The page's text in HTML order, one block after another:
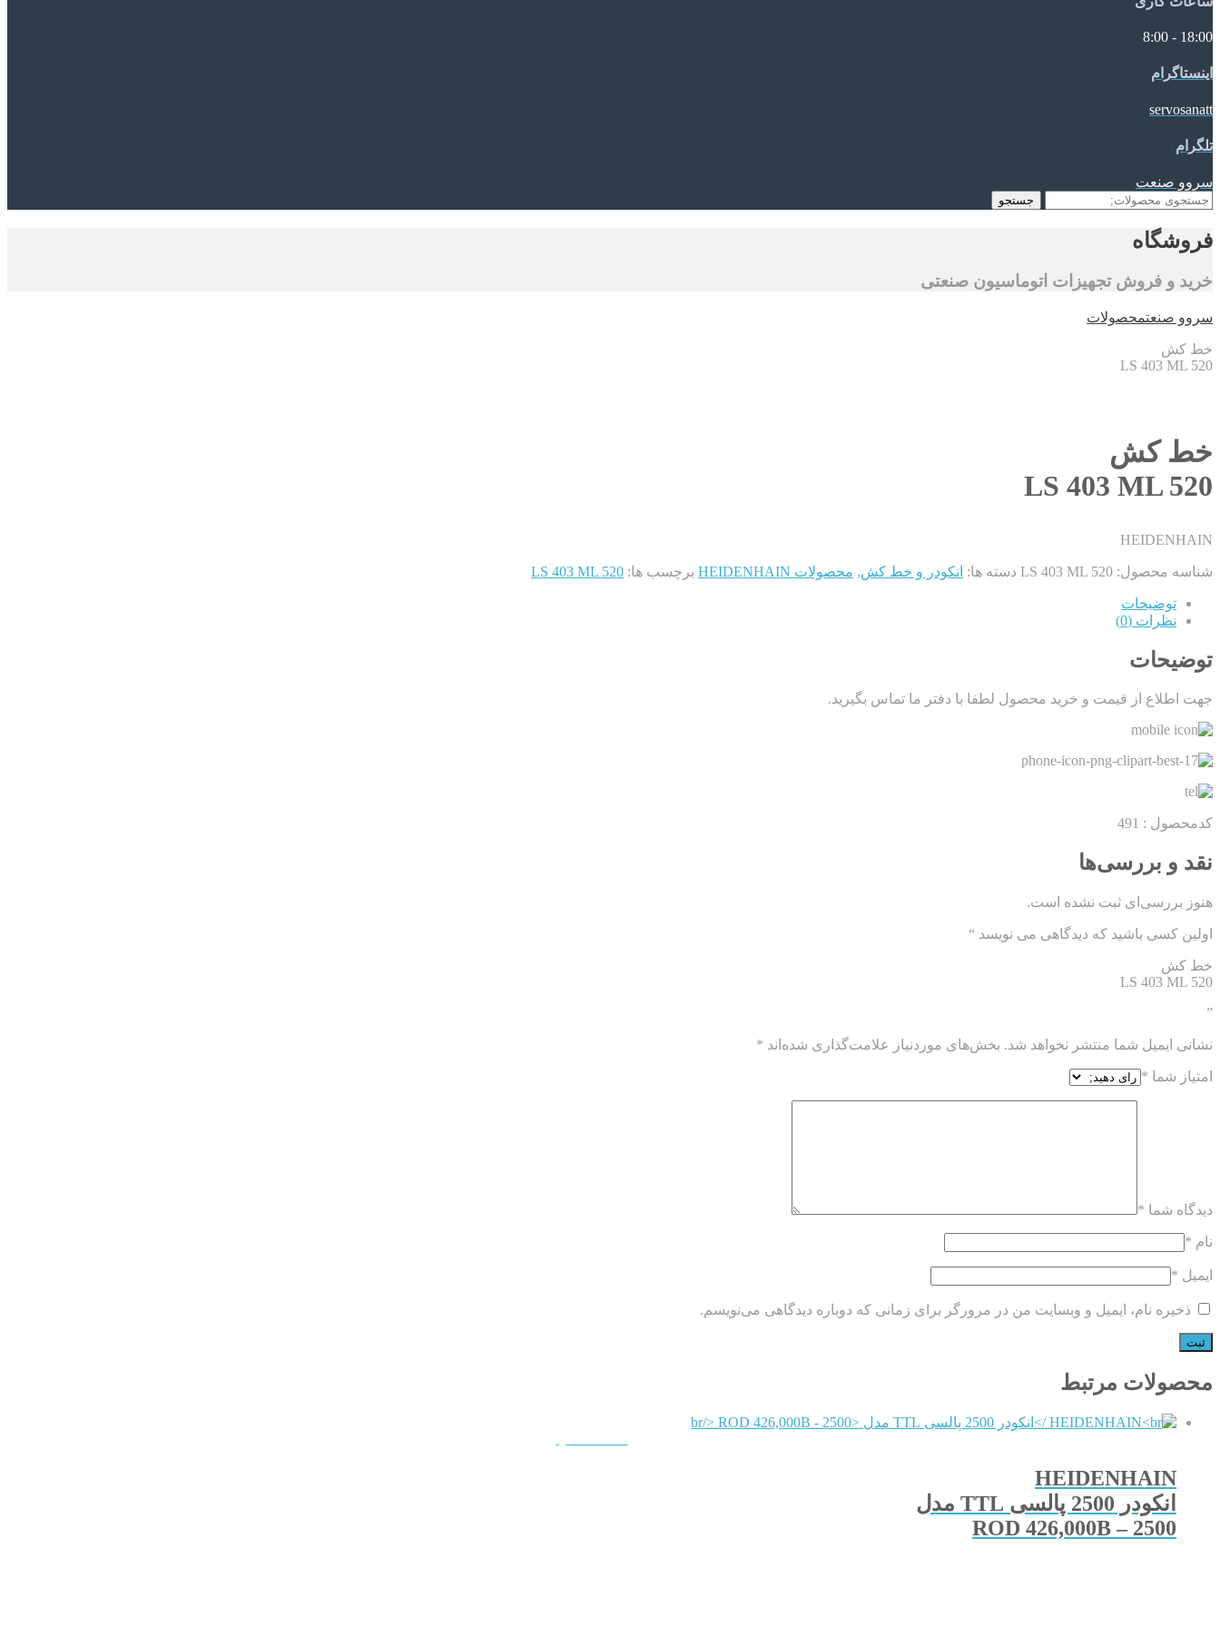
18:00 - 8:00
اینستاگرام
servosanatt
تلگرام
سروو صنعت
جستجو
جستجو
فروشگاه
خرید و فروش تجهیزات اتوماسیون صنعتی
سروو صنعتمحصولات
خط کش
LS 403 ML 520
خط کش
LS 403 ML 520
HEIDENHAIN
شناسه محصول: LS 403 ML 520 دسته ها: انکودر و خط کش, محصولات HEIDENHAIN برچسب ها: LS 403 ML 520
توضیحات
نظرات (0)
توضیحات
جهت اطلاع از قیمت و خرید محصول لطفا با دفتر ما تماس بگیرید.
کدمحصول : 491
نقد و بررسی‌ها
هنوز بررسی‌ای ثبت نشده است.
اولین کسی باشید که دیدگاهی می نویسد “
خط کش
LS 403 ML 520
”
نشانی ایمیل شما منتشر نخواهد شد. بخش‌های موردنیاز علامت‌گذاری شده‌اند *
امتیاز شما *
دیدگاه شما *
نام *
ایمیل *
ذخیره نام، ایمیل و وبسایت من در مرورگر برای زمانی که دوباره دیدگاهی می‌نویسم.
محصولات مرتبط
HEIDENHAIN
انکودر 2500 پالسی TTL مدل
ROD 426,000B – 2500